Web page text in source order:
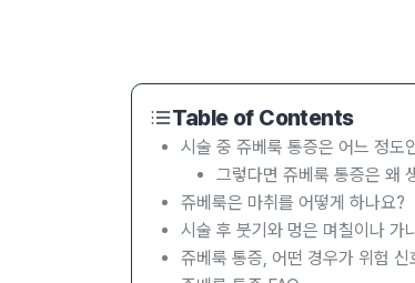
Table of Contents
시술 중 쥬베룩 통증은 어느 정도
그렇다면 쥬베룩 통증은 왜
쥬베룩은 마취를 어떻게 하나요?
시술 후 붓기와 멍은 며칠이나 가
쥬베룩 통증, 어떤 경우가 위험 신